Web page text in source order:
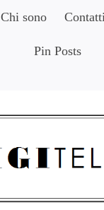
Chi sono
Pin Posts